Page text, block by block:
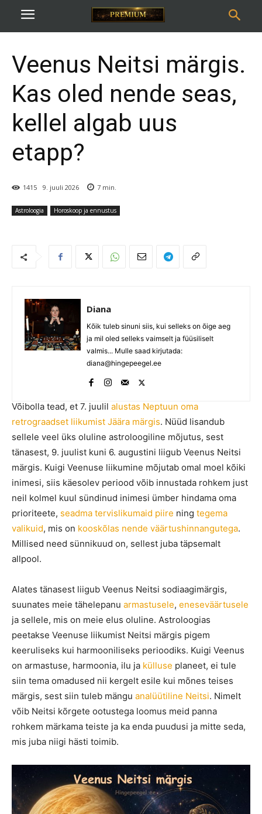
Veenus Neitsi märgis.
Kas oled nende seas,
kellel algab uus
etapp?
1415 9. juuli 2026 7 min.
Astroloogia Horoskoop ja ennustus
Diana
Kõik tuleb sinuni siis, kui selleks on õige aeg
ja mil oled selleks vaimselt ja füüsiliselt
valmis... Mulle saad kirjutada:
diana@hingepeegel.ee
Võibolla tead, et 7. juulil alustas Neptuun oma
retrograadset liikumist Jäära märgis. Nüüd lisandub
sellele veel üks oluline astroloogiline mõjutus, sest
tänasest, 9. juulist kuni 6. augustini liigub Veenus Neitsi
märgis. Kuigi Veenuse liikumine mõjutab omal moel kõiki
inimesi, siis käesolev periood võib innustada rohkem just
neil kolmel kuul sündinud inimesi ümber hindama oma
prioriteete, seadma tervislikumaid piire ning tegema
valikuid, mis on kooskõlas nende väärtushinnangutega.
Millised need sünnikuud on, sellest juba täpsemalt
allpool.
Alates tänasest liigub Veenus Neitsi sodiaagimärgis,
suunates meie tähelepanu armastusele, eneseväärtusele
ja sellele, mis on meie elus oluline. Astroloogias
peetakse Veenuse liikumist Neitsi märgis pigem
keeruliseks kui harmooniliseks perioodiks. Kuigi Veenus
on armastuse, harmoonia, ilu ja külluse planeet, ei tule
siin tema omadused nii kergelt esile kui mõnes teises
märgis, sest siin tuleb mängu analüütiline Neitsi. Nimelt
võib Neitsi kõrgete ootustega loomus meid panna
rohkem märkama teiste ja ka enda puudusi ja mitte seda,
mis juba niigi hästi toimib.